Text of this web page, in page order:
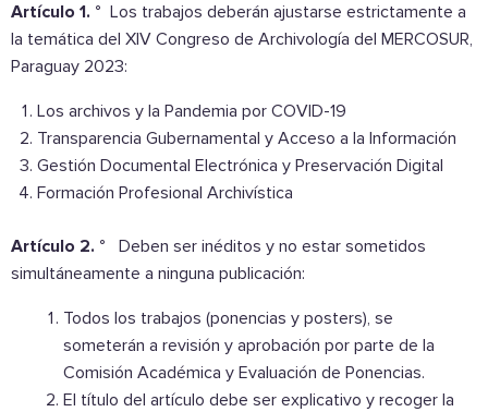
Artículo 1. ° Los trabajos deberán ajustarse estrictamente a
la temática del XIV Congreso de Archivología del MERCOSUR,
Paraguay 2023:
Los archivos y la Pandemia por COVID-19
Transparencia Gubernamental y Acceso a la Información
Gestión Documental Electrónica y Preservación Digital
Formación Profesional Archivística
Artículo 2. ° Deben ser inéditos y no estar sometidos
simultáneamente a ninguna publicación:
Todos los trabajos (ponencias y posters), se
someterán a revisión y aprobación por parte de la
Comisión Académica y Evaluación de Ponencias.
El título del artículo debe ser explicativo y recoger la